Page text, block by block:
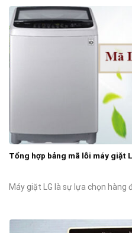
Tổng hợp bảng mã lỗi máy giặt
Máy giặt LG là sự lựa chọn hàng